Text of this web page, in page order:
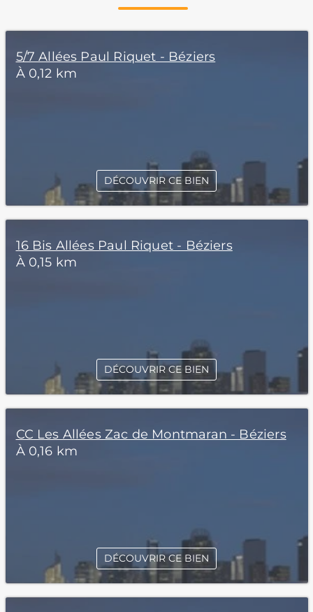
5/7 Allées Paul Riquet - Béziers
À 0,12 km
DÉCOUVRIR CE BIEN
16 Bis Allées Paul Riquet - Béziers
À 0,15 km
DÉCOUVRIR CE BIEN
CC Les Allées Zac de Montmaran - Béziers
À 0,16 km
DÉCOUVRIR CE BIEN